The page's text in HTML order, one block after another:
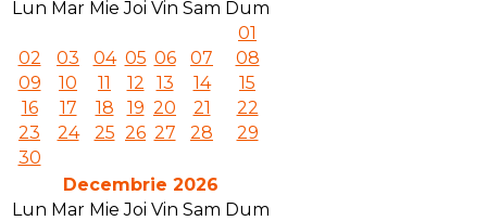
Lun Mar Mie Joi Vin Sam Dum
01
02
03 04 05 06 07
08
09
10 11 12 13 14
15
16
17 18 19 20 21
22
23
24 25 26 27 28
29
30
Decembrie 2026
Lun Mar Mie Joi Vin Sam Dum